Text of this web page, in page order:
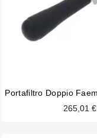
265,01 €